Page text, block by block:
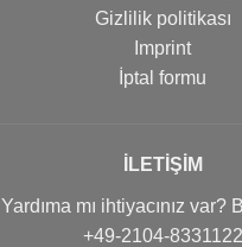
Gizlilik politikası
Imprint
İptal formu
İLETIŞIM
Yardıma mı ihtiyacınız var?
+49-2104-8331122